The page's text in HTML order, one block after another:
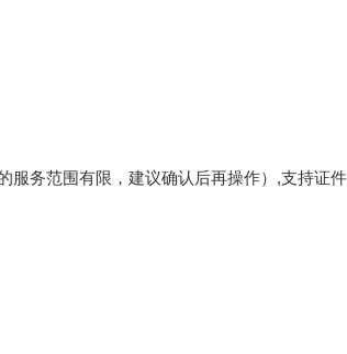
服务范围有限，建议确认后再操作）,支持证件